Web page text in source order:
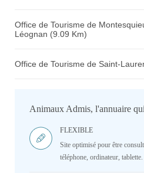
Office de Tourisme de
Léognan (9.09 Km)
Office de Tourisme de Saint-
Animaux Admis, l'annuaire
FLEXIBLE
Site optimisé pour être
téléphone, ordinateur, tablette.